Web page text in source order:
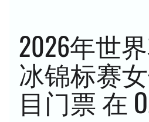
2026年世
冰锦标赛
目门票 在